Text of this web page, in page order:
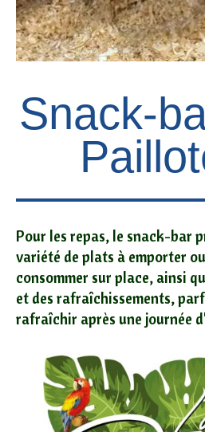
Snack-
Pour les repas, le snack-bar
variété de plats à emporter
consommer sur place, ainsi
et des rafraîchissements,
rafraîchir après une journée